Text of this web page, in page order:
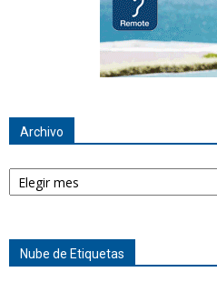
Archivo
Archivo
Nube de Etiquetas